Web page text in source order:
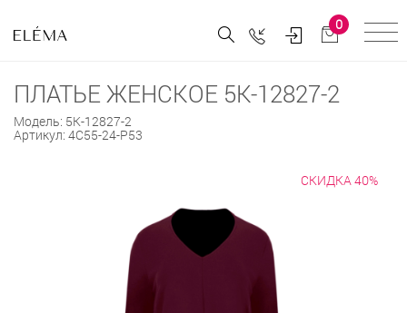
0
ПЛАТЬЕ ЖЕНСКОЕ 5К-12827-2
Модель: 5К-12827-2
Артикул: 4С55-24-Р53
СКИДКА 40%